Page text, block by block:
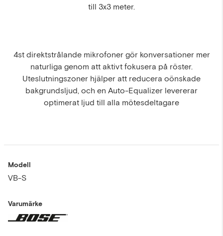
till 3x3 meter.
4st direktstrålande mikrofoner gör konversationer mer
naturliga genom att aktivt fokusera på röster.
Uteslutningszoner hjälper att reducera oönskade
bakgrundsljud, och en Auto-Equalizer levererar
optimerat ljud till alla mötesdeltagare
Modell
VB-S
Varumärke